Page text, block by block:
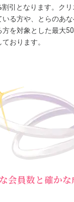
割引となります。ク
いる方や、とらのあ
を対象とした最大
おります。
会員数と確か